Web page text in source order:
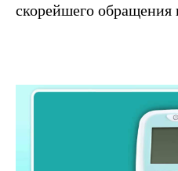
скорейшего обращения